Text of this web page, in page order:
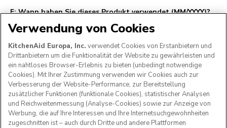
Verwendung von Cookies
KitchenAid Europa, Inc. verwendet Cookies von Erstanbietern und
Drittanbietern um die Funktionalität der Website zu gewährleisten und
ein nahtloses Browser-Erlebnis zu bieten (unbedingt notwendige
Cookies). Mit Ihrer Zustimmung verwenden wir Cookies auch zur
Verbesserung der Website-Performance, zur Bereitstellung
zusätzlicher Funktionen (funktionale Cookies), statistischer Analysen
und Reichweitenmessung (Analyse-Cookies) sowie zur Anzeige von
Werbung, die auf Ihre Interessen und Ihre Internetsuchgewohnheiten
zugeschnitten ist – auch durch Dritte und andere Plattformen